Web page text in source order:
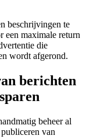
beschrijvingen te
een maximale return
die
wordt afgerond.
berichten
beheer al
van